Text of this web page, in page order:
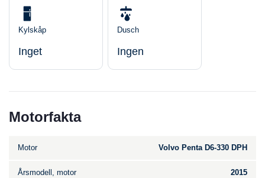
Kylskåp
Inget
Dusch
Ingen
Motorfakta
Motor Volvo Penta D6-330 DPH
Årsmodell, motor 2015